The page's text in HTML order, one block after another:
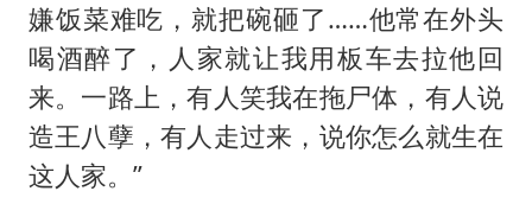
嫌饭菜难吃，就把碗砸了……他常在外头
喝酒醉了，人家就让我用板车去拉他回
来。一路上，有人笑我在拖尸体，有人说
造王八孽，有人走过来，说你怎么就生在
这人家。”